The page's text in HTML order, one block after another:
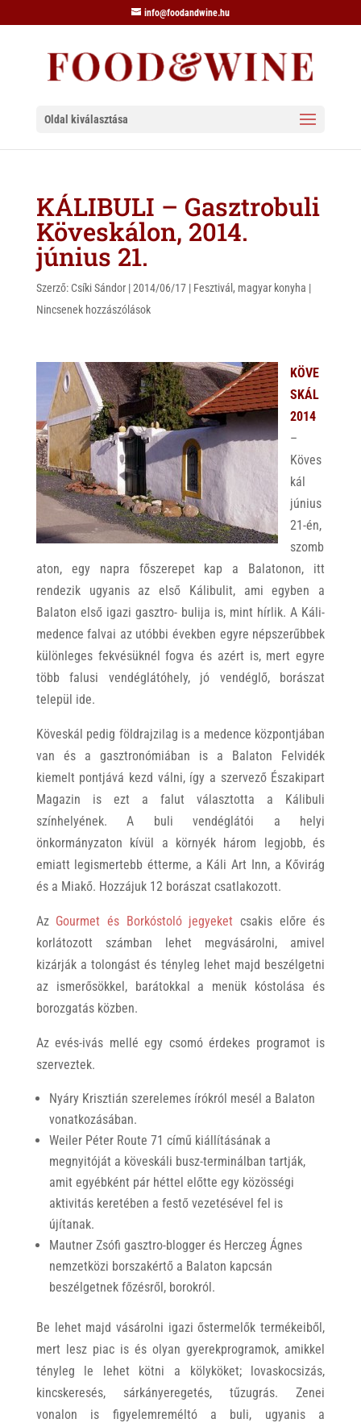
info@foodandwine.hu
Oldal kiválasztása
KÁLIBULI – Gasztrobuli
Köveskálon, 2014.
június 21.
Szerző: Csíki Sándor|2014/06/17| Fesztivál , magyar konyha |
Nincsenek hozzászólások
KÖVE
SKÁL
2014
–
Köves
kál
június
21-én,
szomb
aton, egy napra főszerepet kap a Balatonon, itt
rendezik ugyanis az első Kálibulit, ami egyben a
Balaton első igazi gasztro- bulija is, mint hírlik. A Káli-
medence falvai az utóbbi években egyre népszerűbbek
különleges fekvésüknél fogva és azért is, mert egyre
több falusi vendéglátóhely, jó vendéglő, borászat
települ ide.
Köveskál pedig földrajzilag is a medence központjában
van és a gasztronómiában is a Balaton Felvidék
kiemelt pontjává kezd válni, így a szervező Északipart
Magazin is ezt a falut választotta a Kálibuli
színhelyének. A buli vendéglátói a helyi
önkormányzaton kívül a környék három legjobb, és
emiatt legismertebb étterme, a Káli Art Inn, a Kővirág
és a Miakő. Hozzájuk 12 borászat csatlakozott.
Az Gourmet és Borkóstoló jegyeket csakis előre és
korlátozott számban lehet megvásárolni, amivel
kizárják a tolongást és tényleg lehet majd beszélgetni
az ismerősökkel, barátokkal a menük kóstolása és
borozgatás közben.
Az evés-ivás mellé egy csomó érdekes programot is
szerveztek.
Nyáry Krisztián szerelemes írókról mesél a Balaton
vonatkozásában.
Weiler Péter Route 71 című kiállításának a
megnyitóját a köveskáli busz-terminálban tartják,
amit egyébként pár héttel előtte egy közösségi
aktivitás keretében a festő vezetésével fel is
újítanak.
Mautner Zsófi gasztro-blogger és Herczeg Ágnes
nemzetközi borszakértő a Balaton kapcsán
beszélgetnek főzésről, borokról.
Be lehet majd vásárolni igazi őstermelők termékeiből,
mert lesz piac is és olyan gyerekprogramok, amikkel
tényleg le lehet kötni a kölyköket; lovaskocsizás,
kincskeresés, sárkányeregetés, tűzugrás. Zenei
vonalon is figyelemreméltó a buli, ugyanis a